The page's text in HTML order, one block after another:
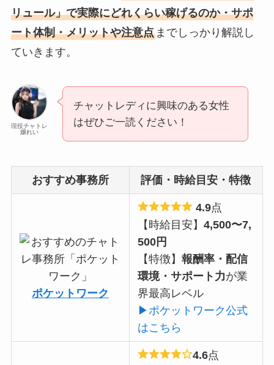
リュール」で実際にどれくらい稼げるのか・サポ
ート体制・メリットや注意点までしっかり解説し
ていきます。
現役チャトレ
嬢れい
チャットレディに興味のある女性
はぜひご一読ください！
おすすめ事務所 評価・時給目安・特徴
ポケットワーク
4.9点
【時給目安】4,500〜7,
500円
【特徴】報酬率・配信
環境・サポート力が業
界最高レベル
▶ポケットワーク公式
はこちら
4.6点